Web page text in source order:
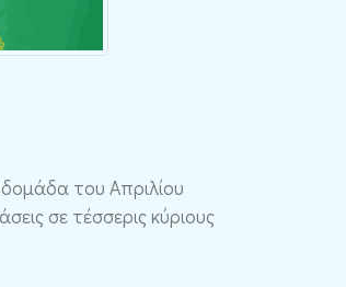
του Απριλίου
σε τέσσερις κύριους